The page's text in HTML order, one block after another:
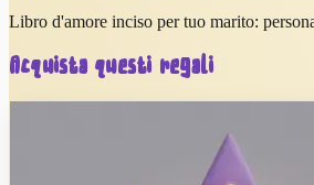
Libro d'amore inciso per tuo marito:
Acquista questi regali